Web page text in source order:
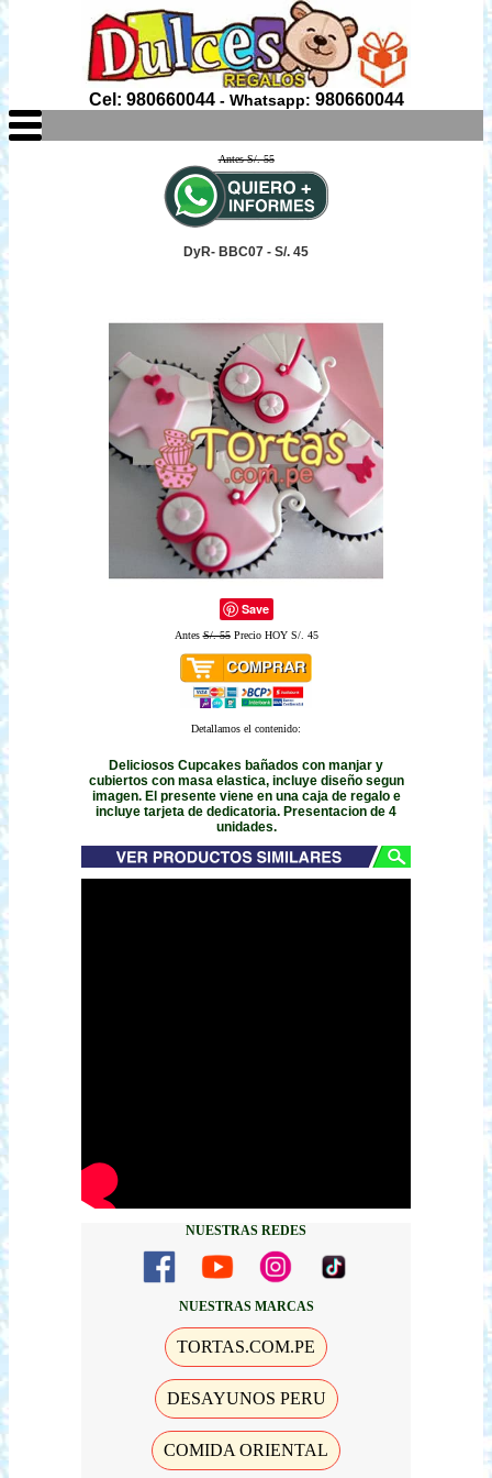
Cel: 980660044- Whatsapp: 980660044
Antes S/. 55
DyR- BBC07 - S/. 45
Save
AntesS/. 55Precio HOY S/. 45
Detallamos el contenido:
Deliciosos Cupcakes bañados con manjar y
cubiertos con masa elastica, incluye diseño segun
imagen. El presente viene en una caja de regalo e
incluye tarjeta de dedicatoria. Presentacion de 4
unidades.
NUESTRAS REDES
NUESTRAS MARCAS
TORTAS.COM.PE
DESAYUNOS PERU
COMIDA ORIENTAL